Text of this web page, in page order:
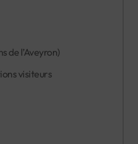
de l’Aveyron)
visiteurs